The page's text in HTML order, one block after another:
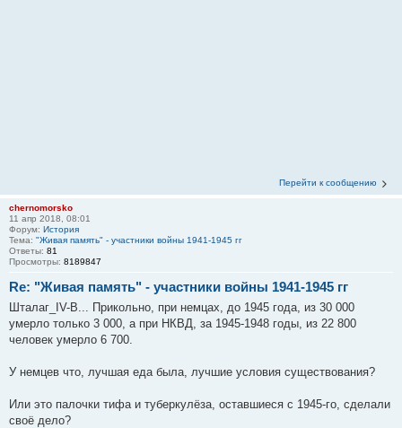
Перейти к сообщению
chernomorsko
11 апр 2018, 08:01
Форум: История
Тема: "Живая память" - участники войны 1941-1945 гг
Ответы: 81
Просмотры: 8189847
Re: "Живая память" - участники войны 1941-1945 гг
Шталаг_IV-B... Прикольно, при немцах, до 1945 года, из 30 000
умерло только 3 000, а при НКВД, за 1945-1948 годы, из 22 800
человек умерло 6 700.
У немцев что, лучшая еда была, лучшие условия существования?
Или это палочки тифа и туберкулёза, оставшиеся с 1945-го, сделали
своё дело?